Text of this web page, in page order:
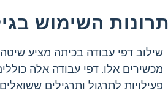
השימוש
שילוב דפי עבודה בכיתה מציע
מכשירים אלו. דפי עבודה אלה
פעילויות לתרגול ותרגילים